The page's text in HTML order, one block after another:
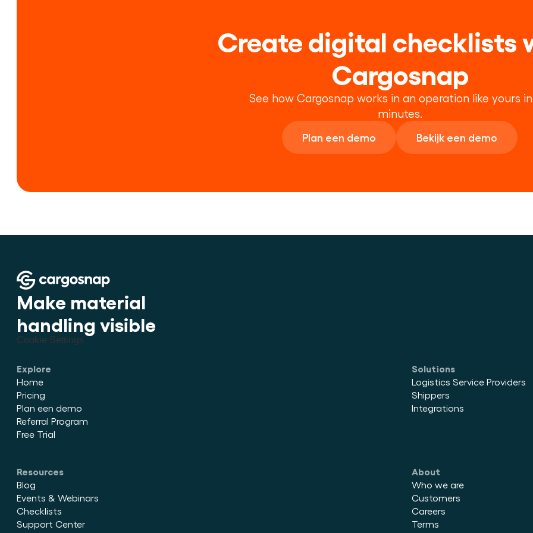
Create digital checklists
Cargosnap
See how Cargosnap works in an operation like yours
minutes.
Plan een demo Bekijk een demo
Make material
handling visible
Cookie Settings
Explore
Home
Pricing
Plan een demo
Referral Program
Free Trial
Solutions
Logistics Service Providers
Shippers
Integrations
Resources
Blog
Events & Webinars
Checklists
Support Center
About
Who we are
Customers
Careers
Terms